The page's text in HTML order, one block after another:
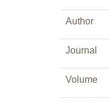
Author
Journal
Volume